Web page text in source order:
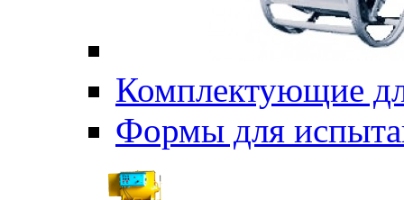
Комплектующие
Формы для